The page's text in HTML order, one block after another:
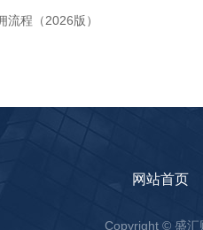
程（2026版）
网站首页
Copyright © 盛